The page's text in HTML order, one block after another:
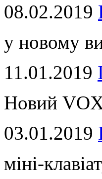
08.02.2019
у новому
11.01.2019
Новий
03.01.2019
міні-